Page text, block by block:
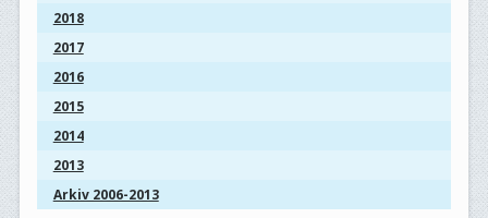
2018
2017
2016
2015
2014
2013
Arkiv 2006-2013